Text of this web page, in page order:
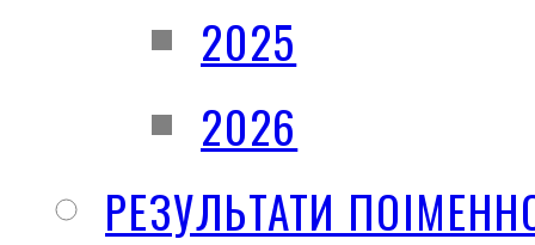
2025
2026
РЕЗУЛЬТАТИ